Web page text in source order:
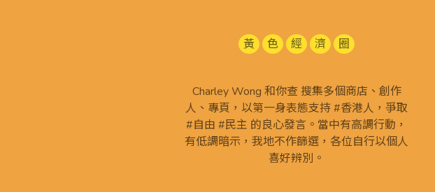
黃 色 經 濟 圈
Charley Wong 和你查 搜集多個商店、創作
人、專頁，以第一身表態支持 #香港人，爭取
#自由 #民主 的良心發言。當中有高調行動，
有低調暗示，我地不作篩選，各位自行以個人
喜好辨別。